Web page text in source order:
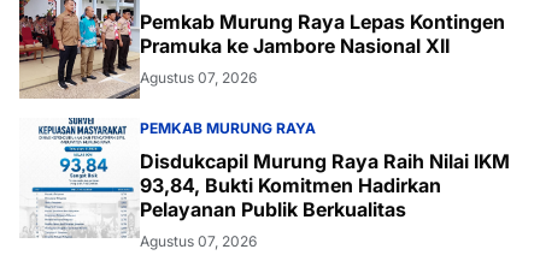
Pemkab Murung Raya Lepas Kontingen
Pramuka ke Jambore Nasional XII
Agustus 07, 2026
PEMKAB MURUNG RAYA
Disdukcapil Murung Raya Raih Nilai IKM
93,84, Bukti Komitmen Hadirkan
Pelayanan Publik Berkualitas
Agustus 07, 2026